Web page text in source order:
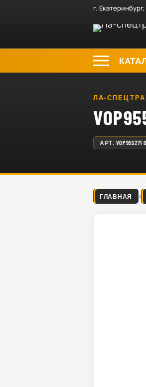
г.
ЛА-
АРТ. VOP955271
ГЛАВНАЯ